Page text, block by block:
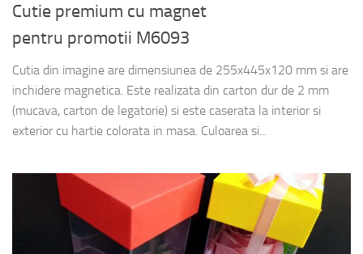
Cutie premium cu magnet
pentru promotii M6093
Cutia din imagine are dimensiunea de 255x445x120 mm si are
inchidere magnetica. Este realizata din carton dur de 2 mm
(mucava, carton de legatorie) si este caserata la interior si
exterior cu hartie colorata in masa. Culoarea si...